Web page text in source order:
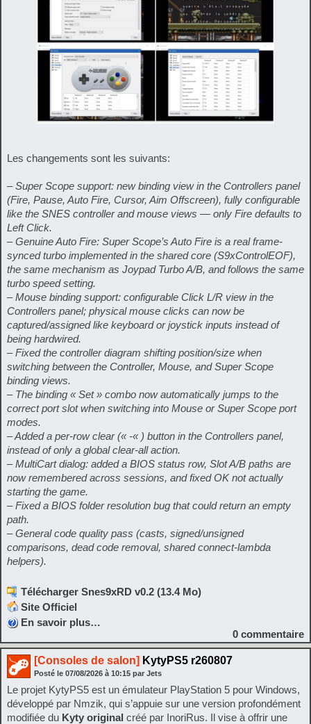
Les changements sont les suivants:
– Super Scope support: new binding view in the Controllers panel
(Fire, Pause, Auto Fire, Cursor, Aim Offscreen), fully configurable
like the SNES controller and mouse views — only Fire defaults to
Left Click.
– Genuine Auto Fire: Super Scope’s Auto Fire is a real frame-
synced turbo implemented in the shared core (S9xControlEOF),
the same mechanism as Joypad Turbo A/B, and follows the same
turbo speed setting.
– Mouse binding support: configurable Click L/R view in the
Controllers panel; physical mouse clicks can now be
captured/assigned like keyboard or joystick inputs instead of
being hardwired.
– Fixed the controller diagram shifting position/size when
switching between the Controller, Mouse, and Super Scope
binding views.
– The binding « Set » combo now automatically jumps to the
correct port slot when switching into Mouse or Super Scope port
modes.
– Added a per-row clear (« -« ) button in the Controllers panel,
instead of only a global clear-all action.
– MultiCart dialog: added a BIOS status row, Slot A/B paths are
now remembered across sessions, and fixed OK not actually
starting the game.
– Fixed a BIOS folder resolution bug that could return an empty
path.
– General code quality pass (casts, signed/unsigned
comparisons, dead code removal, shared connect-lambda
helpers).
Télécharger Snes9xRD v0.2 (13.4 Mo)
Site Officiel
En savoir plus…
0 commentaire
[Consoles de salon] KytyPS5 r260807
Posté le 07/08/2026 à 10:15 par Jets
Le projet KytyPS5 est un émulateur PlayStation 5 pour Windows,
développé par Nmzik, qui s’appuie sur une version profondément
modifiée du Kyty original créé par InoriRus. Il vise à offrir une